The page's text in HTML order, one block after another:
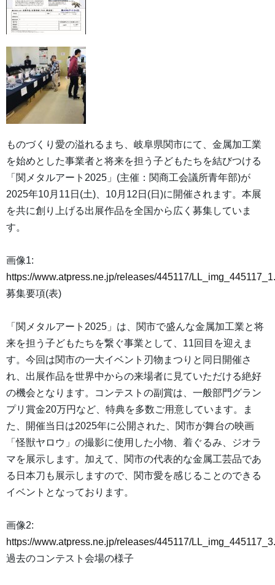
ものづくり愛の溢れるまち、岐阜県関市にて、金属加工業
を始めとした事業者と将来を担う子どもたちを結びつける
「関メタルアート2025」(主催：関商工会議所青年部)が
2025年10月11日(土)、10月12日(日)に開催されます。本展
を共に創り上げる出展作品を全国から広く募集していま
す。
画像1:
https://www.atpress.ne.jp/releases/445117/
募集要項(表)
「関メタルアート2025」は、関市で盛んな金属加工業と将
来を担う子どもたちを繋ぐ事業として、11回目を迎えま
す。今回は関市の一大イベント刃物まつりと同日開催さ
れ、出展作品を世界中からの来場者に見ていただける絶好
の機会となります。コンテストの副賞は、一般部門グラン
プリ賞金20万円など、特典を多数ご用意しています。ま
た、開催当日は2025年に公開された、関市が舞台の映画
「怪獣ヤロウ」の撮影に使用した小物、着ぐるみ、ジオラ
マを展示します。加えて、関市の代表的な金属工芸品であ
る日本刀も展示しますので、関市愛を感じることのできる
イベントとなっております。
画像2:
https://www.atpress.ne.jp/releases/445117/
過去のコンテスト会場の様子